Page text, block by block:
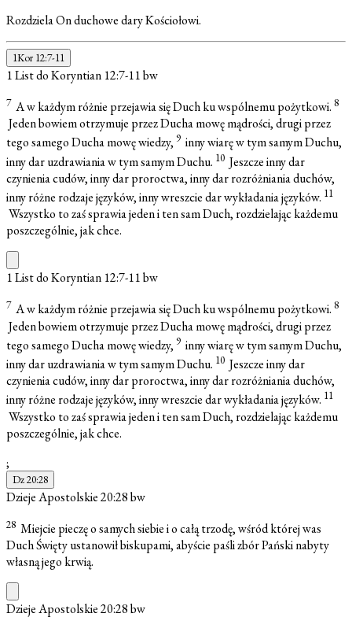
Rozdziela On duchowe dary Kościołowi.
1Kor 12:7-11
1 List do Koryntian 12:7-11bw
7 A w każdym różnie przejawia się Duch ku wspólnemu pożytkowi. 8
Jeden bowiem otrzymuje przez Ducha mowę mądrości, drugi przez
tego samego Ducha mowę wiedzy, 9 inny wiarę w tym samym Duchu,
inny dar uzdrawiania w tym samym Duchu. 10 Jeszcze inny dar
czynienia cudów, inny dar proroctwa, inny dar rozróżniania duchów,
inny różne rodzaje języków, inny wreszcie dar wykładania języków. 11
Wszystko to zaś sprawia jeden i ten sam Duch, rozdzielając każdemu
poszczególnie, jak chce.
1 List do Koryntian 12:7-11bw
7 A w każdym różnie przejawia się Duch ku wspólnemu pożytkowi. 8
Jeden bowiem otrzymuje przez Ducha mowę mądrości, drugi przez
tego samego Ducha mowę wiedzy, 9 inny wiarę w tym samym Duchu,
inny dar uzdrawiania w tym samym Duchu. 10 Jeszcze inny dar
czynienia cudów, inny dar proroctwa, inny dar rozróżniania duchów,
inny różne rodzaje języków, inny wreszcie dar wykładania języków. 11
Wszystko to zaś sprawia jeden i ten sam Duch, rozdzielając każdemu
poszczególnie, jak chce.
;
Dz 20:28
Dzieje Apostolskie 20:28bw
28 Miejcie pieczę o samych siebie i o całą trzodę, wśród której was
Duch Święty ustanowił biskupami, abyście paśli zbór Pański nabyty
własną jego krwią.
Dzieje Apostolskie 20:28bw